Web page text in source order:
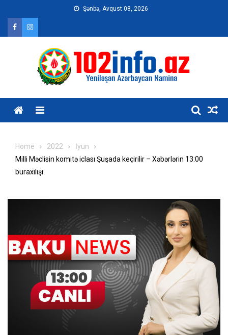
content
Şənbə, Avqust 08, 2026
Home 2022
İyun
Milli Məclisin komitə iclası Şuşada keçirilir – Xəbərlərin 13:00
buraxılışı